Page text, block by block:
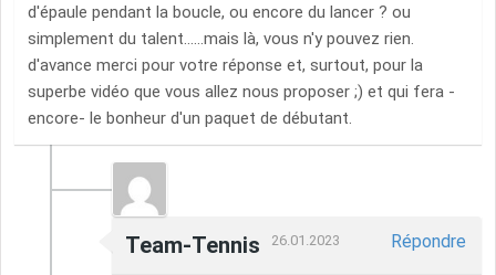
d'épaule pendant la boucle, ou encore du lancer ? ou
simplement du talent......mais là, vous n'y pouvez rien.
d'avance merci pour votre réponse et, surtout, pour la
superbe vidéo que vous allez nous proposer ;) et qui fera -
encore- le bonheur d'un paquet de débutant.
Team-Tennis 26.01.2023 Répondre